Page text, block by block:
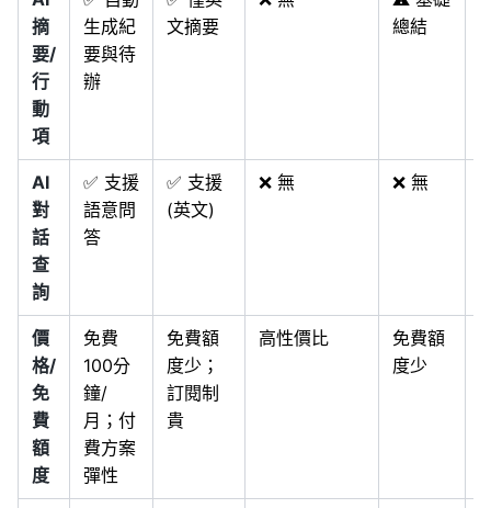
摘
要/
行
動
項
生成紀
要與待
辦
文摘要
總結
AI
對
話
查
詢
✅ 支援
語意問
答
✅ 支援
(英文)
❌ 無 ❌ 無
價
格/
免
費
額
度
免費
100分
鐘/
月；付
費方案
彈性
免費額
度少；
訂閱制
貴
高性價比
免費額
度少